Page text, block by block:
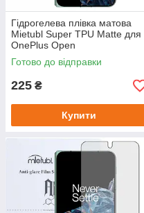
Гідрогелева плівка матова
Mietubl Super TPU Matte для
OnePlus Open
Готово до відправки
225 ₴
Купити